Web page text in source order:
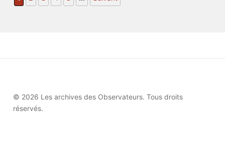
© 2026 Les archives des Observateurs. Tous droits
réservés.